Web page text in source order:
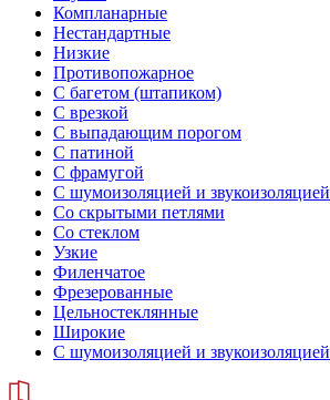
Компланарные
Нестандартные
Низкие
Противопожарное
С багетом (штапиком)
С врезкой
С выпадающим порогом
С патиной
С фрамугой
С шумоизоляцией и звукоизоляцией
Со скрытыми петлями
Со стеклом
Узкие
Филенчатое
Фрезерованные
Цельностеклянные
Широкие
С шумоизоляцией и звукоизоляцией